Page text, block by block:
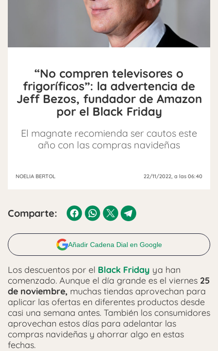
“No compren televisores o
frigoríficos”: la advertencia de
Jeff Bezos, fundador de Amazon
por el Black Friday
El magnate recomienda ser cautos este
año con las compras navideñas
NOELIA BERTOL 22/11/2022, a las 06:40
Comparte:
Añadir Cadena Dial en Google
Los descuentos por el Black Friday ya han
comenzado. Aunque el día grande es el viernes 25
de noviembre, muchas tiendas aprovechan para
aplicar las ofertas en diferentes productos desde
casi una semana antes. También los consumidores
aprovechan estos días para adelantar las
compras navideñas y ahorrar algo en estas
fechas.